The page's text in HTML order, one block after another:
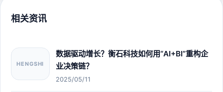
相关资讯
HENGSHI
数据驱动增长？衡石科技如何用“AI+BI”重构企
业决策链？
2025/05/11